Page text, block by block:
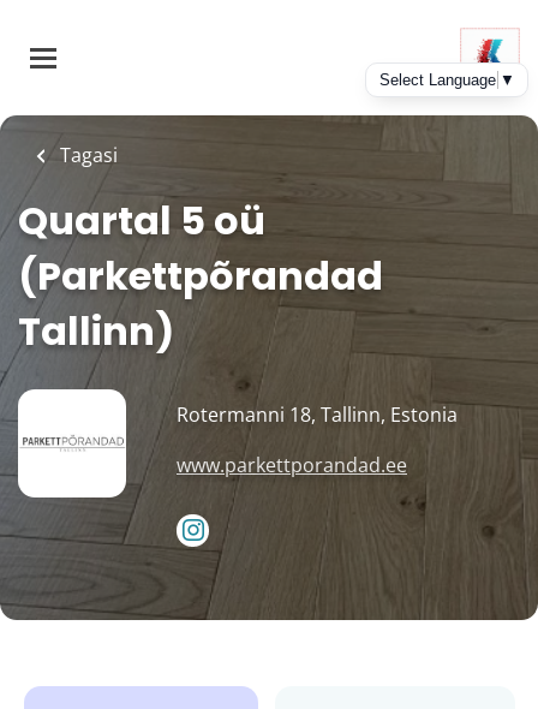
main
Tagasi
Quartal 5 oü
(Parkettpõrandad
Tallinn)
Rotermanni 18, Tallinn, Estonia
www.parkettporandad.ee